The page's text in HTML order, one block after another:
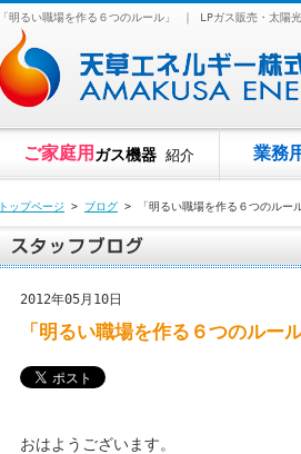
「明るい職場を作る６つのルール」 ｜ LPガス販売・太陽
ご家庭用 ガス機器 紹介 業務
トップページ > ブログ > 「明るい職場を作る６つのルール
2012年05月10日
「明るい職場を作る６つのルール
おはようございます。